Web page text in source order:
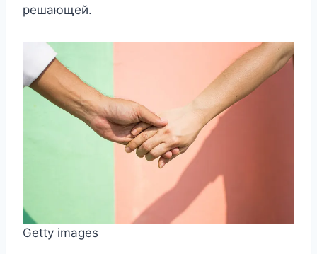
решающей.
Getty images